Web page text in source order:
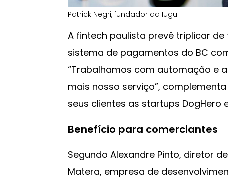
Patrick Negri, fundador da Iugu.
A fintech paulista prevê triplicar
sistema de pagamentos do BC
“Trabalhamos com automação e
mais nosso serviço”,
seus clientes as startups DogHero
Benefício para comerciantes
Segundo Alexandre Pinto, diretor
Matera, empresa de